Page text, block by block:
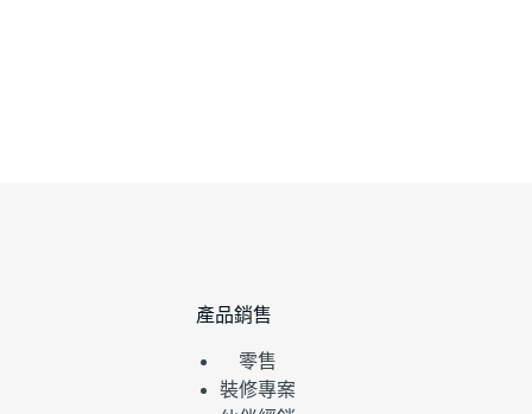
產品銷售
零售
裝修專案